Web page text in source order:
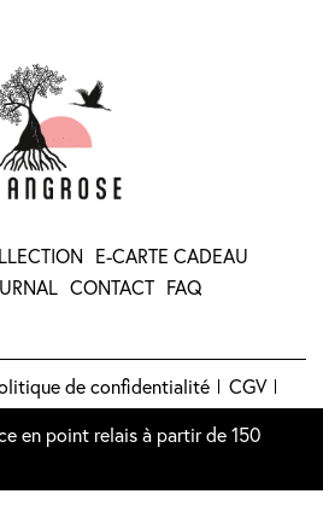
en point relais à partir de 150
E-CARTE CADEAU
CONTACT FAQ
de confidentialité
CGV
et retour
site web EEnov agence web